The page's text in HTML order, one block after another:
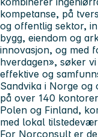
kompetanse, på
og offentlig sektor,
bygg, eiendom og
innovasjon, og med
hverdagen», søker
effektive og
Sandvika i Norge
på over 140
Polen og Finland,
med lokal
For Norconsult er